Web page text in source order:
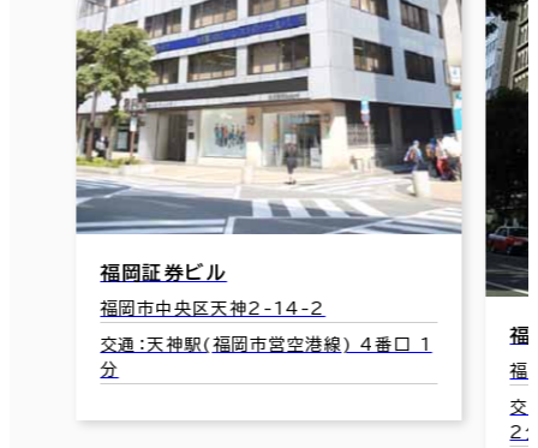
福岡証券ビル
福岡市中央区天神2-14-2
交通：天神駅(福岡市営空港線) 4番口 1
分
福
福
交
2